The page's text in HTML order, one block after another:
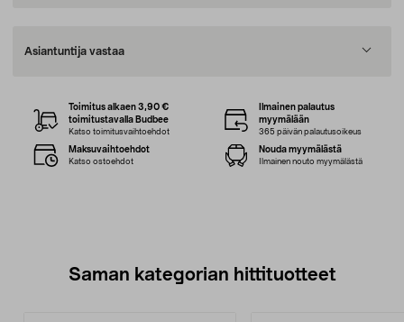
Asiantuntija vastaa
Toimitus alkaen 3,90 €
toimitustavalla Budbee
Katso toimitusvaihtoehdot
Ilmainen palautus
myymälään
365 päivän palautusoikeus
Maksuvaihtoehdot
Katso ostoehdot
Nouda myymälästä
Ilmainen nouto myymälästä
Saman kategorian hittituotteet